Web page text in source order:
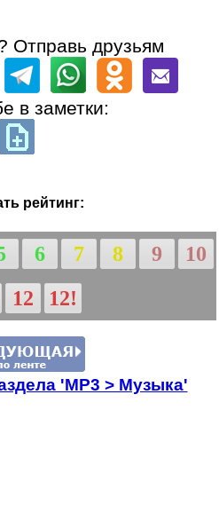
Отправь друзьям
в заметки:
рейтинг:
6 7 8 9
10
12 12!
'МР3 > Музыка'